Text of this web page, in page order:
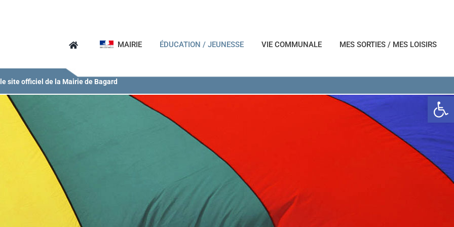
Ouvrir
MAIRIE ÉDUCATION / JEUNESSE VIE COMMUNALE MES SORTIES / MES LOISIRS
site officiel de la Mairie de Bagard